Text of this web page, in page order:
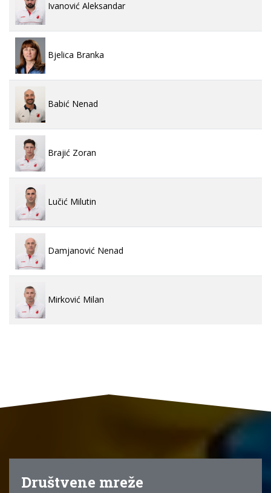
Ivanović Aleksandar
Bjelica Branka
Babić Nenad
Brajić Zoran
Lučić Milutin
Damjanović Nenad
Mirković Milan
Društvene mreže